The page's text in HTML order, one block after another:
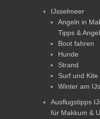
IJsselmeer
Angeln in
Tipps &
Boot fahren
Hunde
Strand
Surf und Kite
Winter am
Ausflugstipps
für Makkum &